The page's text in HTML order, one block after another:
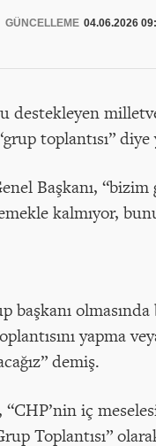
GÜNCELLEME 04.06.2026
destekleyen
toplantısı” diye
Başkanı,
kalmıyor,
başkanı
yapma
demiş.
“CHP’nin iç
Toplantısı”